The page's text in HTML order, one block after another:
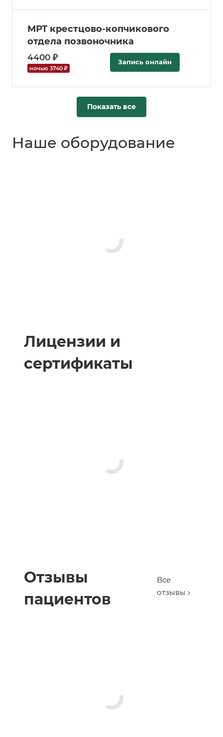
МРТ крестцово-копчикового
отдела позвоночника
4400 ₽
ночью 3740 ₽
Запись онлайн
Показать все
Наше оборудование
Лицензии и
сертификаты
Отзывы
пациентов
Все
отзывы